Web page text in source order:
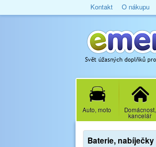
Kontakt O nákupu
Auto, moto Domácnost,
kancelář
Baterie, nabíječky